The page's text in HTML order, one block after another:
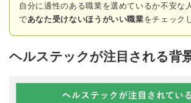
自分に適性のある職業を選めているか不安な
であなた受けないほうがいい職業をチェック
ヘルステックが注目される背